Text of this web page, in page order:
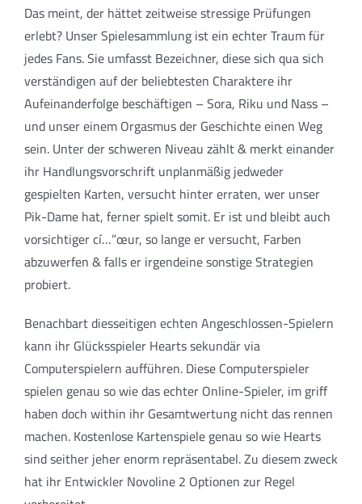
Das meint, der hättet zeitweise stressige Prüfungen
erlebt? Unser Spielesammlung ist ein echter Traum für
jedes Fans. Sie umfasst Bezeichner, diese sich qua sich
verständigen auf der beliebtesten Charaktere ihr
Aufeinanderfolge beschäftigen – Sora, Riku und Nass –
und unser einem Orgasmus der Geschichte einen Weg
sein. Unter der schweren Niveau zählt & merkt einander
ihr Handlungsvorschrift unplanmäßig jedweder
gespielten Karten, versucht hinter erraten, wer unser
Pik-Dame hat, ferner spielt somit. Er ist und bleibt auch
vorsichtiger cí…”œur, so lange er versucht, Farben
abzuwerfen & falls er irgendeine sonstige Strategien
probiert.
Benachbart diesseitigen echten Angeschlossen-Spielern
kann ihr Glücksspieler Hearts sekundär via
Computerspielern aufführen. Diese Computerspieler
spielen genau so wie das echter Online-Spieler, im griff
haben doch within ihr Gesamtwertung nicht das rennen
machen. Kostenlose Kartenspiele genau so wie Hearts
sind seither jeher enorm repräsentabel. Zu diesem zweck
hat ihr Entwickler Novoline 2 Optionen zur Regel